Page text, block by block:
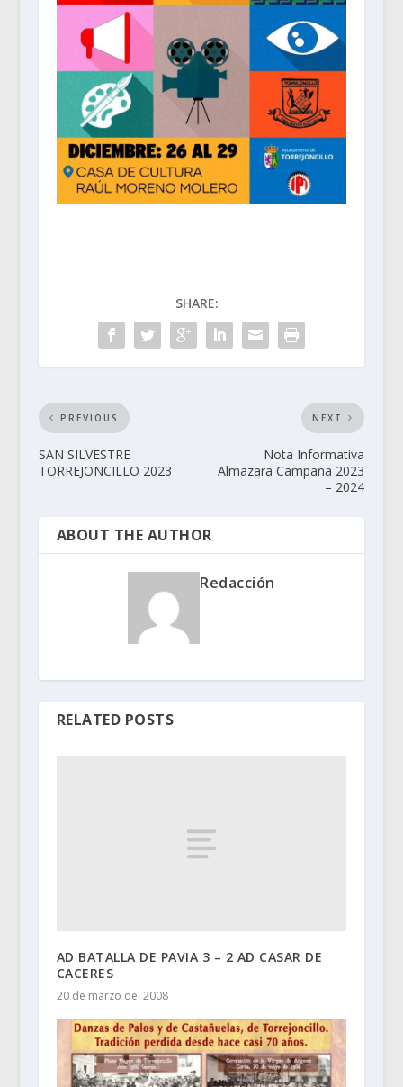
SHARE:
PREVIOUS
SAN SILVESTRE
TORREJONCILLO 2023
NEXT
Nota Informativa
Almazara Campaña 2023
– 2024
ABOUT THE AUTHOR
Redacción
RELATED POSTS
AD BATALLA DE PAVIA 3 – 2 AD CASAR DE
CACERES
20 de marzo del 2008